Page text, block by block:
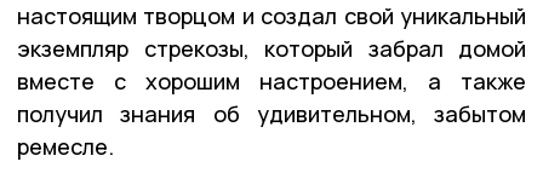
настоящим творцом и создал свой уникальный
экземпляр стрекозы, который забрал домой
вместе с хорошим настроением, а также
получил знания об удивительном, забытом
ремесле.